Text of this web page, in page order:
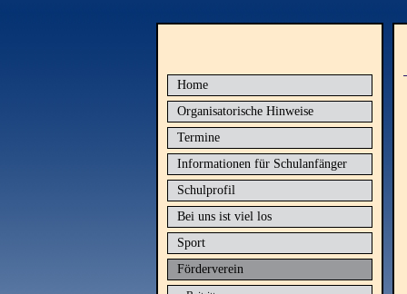
Home
Organisatorische Hinweise
Termine
Informationen für Schulanfänger
Schulprofil
Bei uns ist viel los
Sport
Förderverein